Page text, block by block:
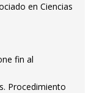
en Ciencias
fin al
Procedimiento